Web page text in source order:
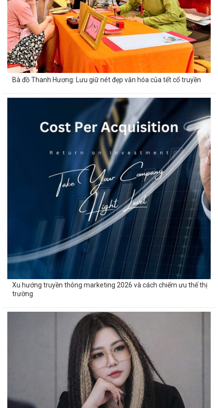
Bà đồ Thanh Hương: Lưu giữ nét đẹp văn hóa của tết cổ truyền
Xu hướng truyền thông marketing 2026 và cách chiếm ưu thế thị
trường